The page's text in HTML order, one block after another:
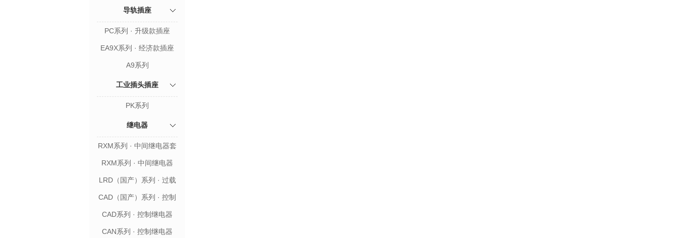
导轨插座
PC系列 · 升级款插座
EA9X系列 · 经济款插座
A9系列
工业插头插座
PK系列
继电器
RXM系列 · 中间继电器套
RXM系列 · 中间继电器
LRD（国产）系列 · 过载
继电器
CAD（国产）系列 · 控制
继电器
CAD系列 · 控制继电器
CAN系列 · 控制继电器